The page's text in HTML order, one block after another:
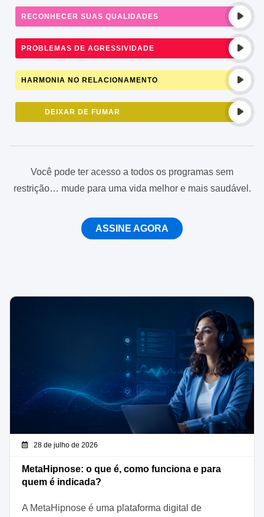
RECONHECER SUAS QUALIDADES
PROBLEMAS DE AGRESSIVIDADE
HARMONIA NO RELACIONAMENTO
DEIXAR DE FUMAR
Você pode ter acesso a todos os programas sem
restrição… mude para uma vida melhor e mais saudável.
ASSINE AGORA
28 de julho de 2026
MetaHipnose: o que é, como funciona e para
quem é indicada?
A MetaHipnose é uma plataforma digital de